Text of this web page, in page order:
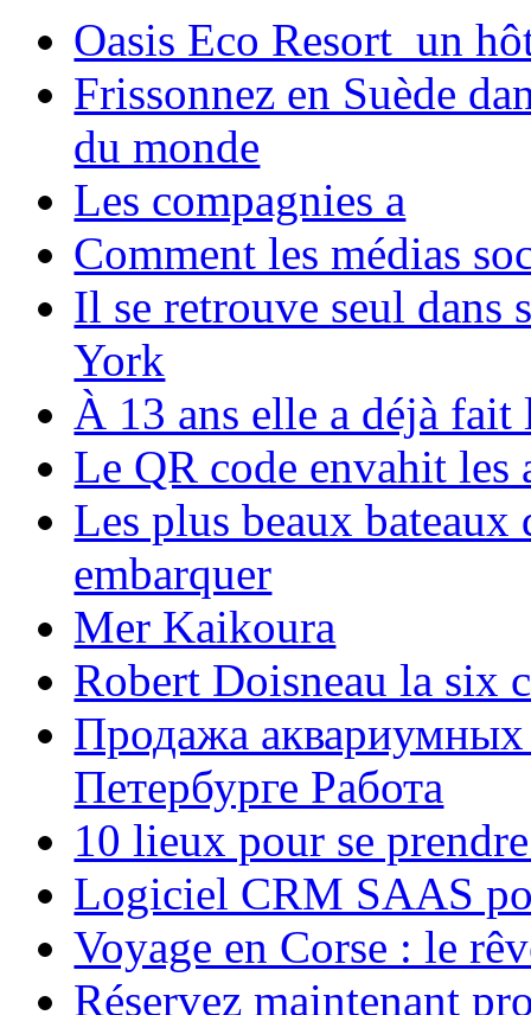
Oasis Eco Resort un
Frissonnez en Suède
du monde
Les compagnies a
Comment les médias
Il se retrouve seul dans
York
À 13 ans elle a déjà
Le QR code envahit les
Les plus beaux bateaux
embarquer
Mer Kaikoura
Robert Doisneau la six
Продажа аквариумных
Петербурге Работа
10 lieux pour se
Logiciel CRM SAAS
Voyage en Corse : le
Réservez maintenant